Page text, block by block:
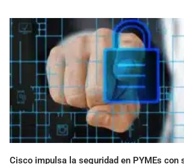
Cisco impulsa la seguridad en PYMEs con